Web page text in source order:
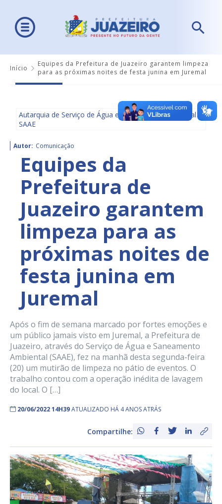
Início
Equipes da Prefeitura de Juazeiro garantem limpeza
para as próximas noites de festa junina em Juremal
Autarquia de Serviço de Água e Saneamento Ambiental -
SAAE
Autor: Comunicação
Equipes da
Prefeitura de
Juazeiro garantem
limpeza para as
próximas noites de
festa junina em
Juremal
Após o fim de semana marcado por fortes emoções e
um público jamais visto em Juremal, a Prefeitura de
Juazeiro, através do Serviço de Água e Saneamento
Ambiental (SAAE), fez na manhã desta segunda-feira
(20) um mutirão de limpeza no pátio de eventos. O
trabalho contou com a operação inédita de lavagem
do local. O […]
20/06/2022 14H39ATUALIZADO HÁ 4 ANOS ATRÁS
Compartilhe: